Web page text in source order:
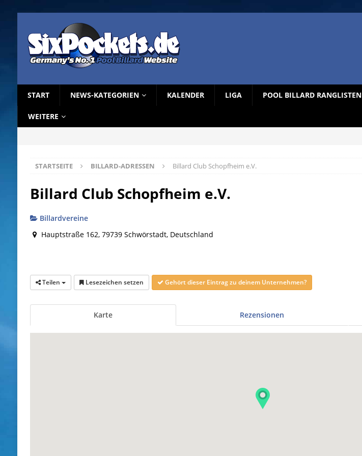
START NEWS-KATEGORIEN KALENDER LIGA POOL BILLARD RANGLISTEN
WEITERE
STARTSEITE BILLARD-ADRESSEN Billard Club Schopfheim e.V.
Billard Club Schopfheim e.V.
Billardvereine
Hauptstraße 162, 79739 Schwörstadt, Deutschland
Teilen Lesezeichen setzen Gehört dieser Eintrag zu deinem Unternehmen?
Karte Rezensionen